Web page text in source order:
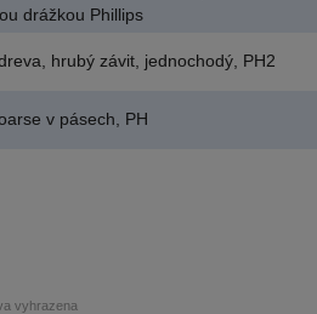
drážkou Phillips
hrubý závit, jednochodý, PH2
v pásech, PH
vyhrazena